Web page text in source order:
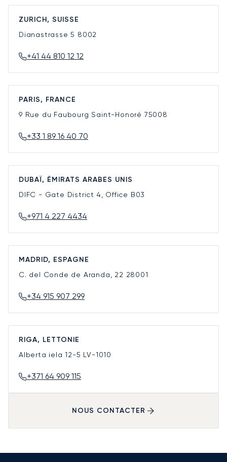
ZURICH, SUISSE
Dianastrasse 5 8002
+41 44 810 12 12
PARIS, FRANCE
9 Rue du Faubourg Saint-Honoré 75008
+33 1 89 16 40 70
DUBAÏ, ÉMIRATS ARABES UNIS
DIFC - Gate District 4, Office B03
+971 4 227 4434
MADRID, ESPAGNE
C. del Conde de Aranda, 22 28001
+34 915 907 299
RIGA, LETTONIE
Alberta iela 12-5 LV-1010
+371 64 909 115
NOUS CONTACTER